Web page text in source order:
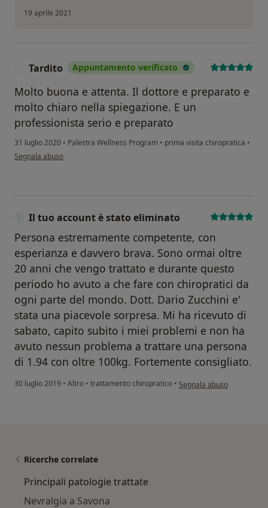
19 aprile 2021
Tardito Appuntamento verificato
Molto buona e attenta. Il dottore e preparato e
molto chiaro nella spiegazione. E un
professionista serio e preparato
31 luglio 2020 • Palestra Wellness Program • prima visita chiropratica •
secondo l'opinione dell'utente Tardito
Segnala abuso
Il tuo account è stato eliminato
Persona estremamente competente, con
esperianza e davvero brava. Sono ormai oltre
20 anni che vengo trattato e durante questo
periodo ho avuto a che fare con chiropratici da
ogni parte del mondo. Dott. Dario Zucchini e'
stata una piacevole sorpresa. Mi ha ricevuto di
sabato, capito subito i miei problemi e non ha
avuto nessun problema a trattare una persona
di 1.94 con oltre 100kg. Fortemente consigliato.
30 luglio 2019 • Altro • trattamento chiropratico • secondo l'opinione
Segnala abuso
Ricerche correlate
Principali patologie trattate
Nevralgia a Savona